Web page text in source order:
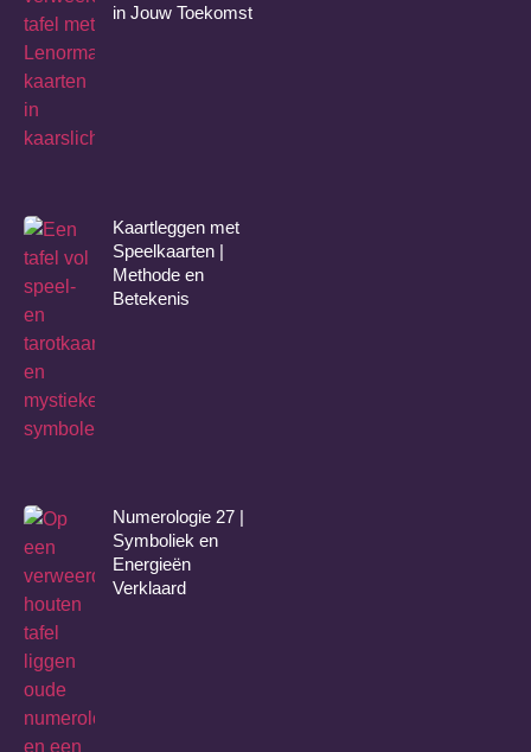
in Jouw Toekomst
Kaartleggen met
Speelkaarten |
Methode en
Betekenis
Numerologie 27 |
Symboliek en
Energieën
Verklaard